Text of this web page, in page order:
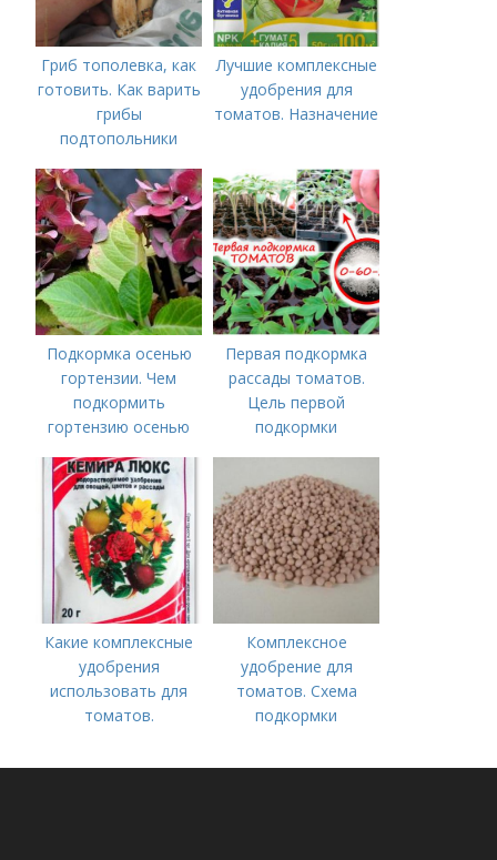
Гриб тополевка, как
готовить. Как варить
грибы
подтопольники
Лучшие комплексные
удобрения для
томатов. Назначение
Подкормка осенью
гортензии. Чем
подкормить
гортензию осенью
Первая подкормка
рассады томатов.
Цель первой
подкормки
Какие комплексные
удобрения
использовать для
томатов.
комплексные
Комплексное
удобрение для
томатов. Схема
подкормки
рассады до сбора